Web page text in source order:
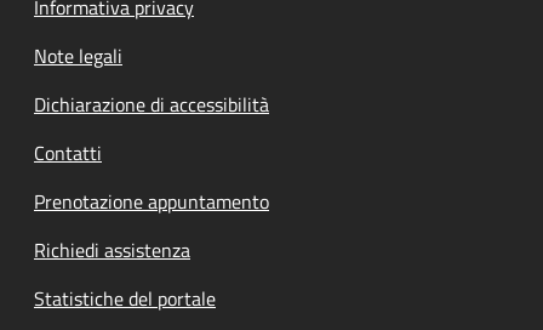
Informativa privacy
Note legali
Dichiarazione di accessibilità
Contatti
Prenotazione appuntamento
Richiedi assistenza
Statistiche del portale